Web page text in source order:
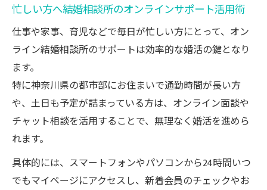
忙しい方へ結婚相談所のオンラインサポート活用術
仕事や家事、育児などで毎日が忙しい方にとって、オン
ライン結婚相談所のサポートは効率的な婚活の鍵となり
ます。
特に神奈川県の都市部にお住まいで通勤時間が長い方
や、土日も予定が詰まっている方は、オンライン面談や
チャット相談を活用することで、無理なく婚活を進めら
れます。
具体的には、スマートフォンやパソコンから24時間いつ
でもマイページにアクセスし、新着会員のチェックやお